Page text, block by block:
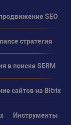
SEO
стратегия
в поиске SERM
сайтов на Bitrix
Инструменты